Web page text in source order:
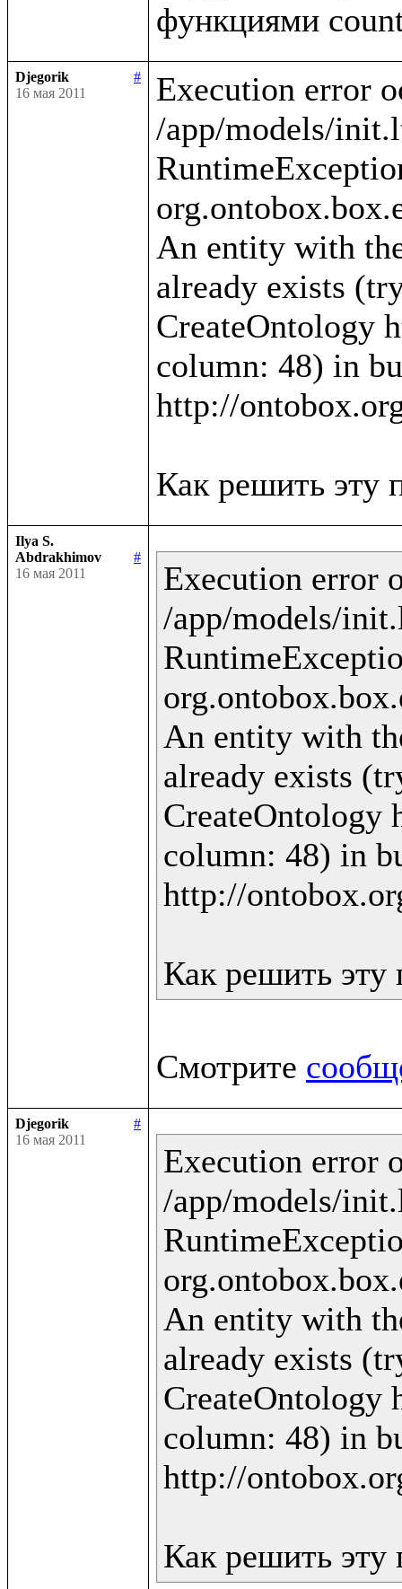
Djegorik
#
16 мая 2011
Execution error
/app/models/
An entity with
already exists
CreateOntology
column: 48) in
http://
Ilya S.
Abdrakhimov
#
16 мая 2011
Execution error
/app/models/
An entity with
already exists
CreateOntology
column: 48) in
http://
Смотрите
Djegorik
#
16 мая 2011
Execution error
/app/models/
An entity with
already exists
CreateOntology
column: 48) in
http://